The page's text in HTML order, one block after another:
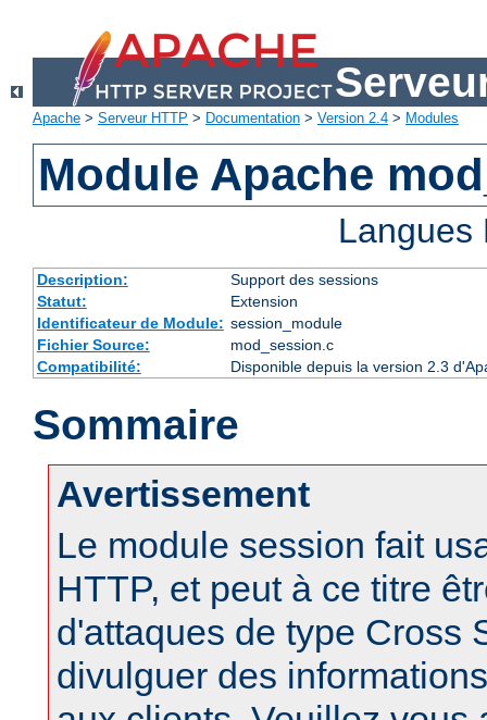
Apache > Serveur HTTP > Documentation > Version 2.4 > Modules
Module Apache
Description:
Support des sessions
Statut:
Extension
Identificateur de Module: session_module
Fichier Source:
mod_session.c
Compatibilité:
Disponible depuis la version 2.3
Sommaire
Avertissement
Le module session fait
HTTP, et peut à ce titre
d'attaques de type Cross
divulguer des